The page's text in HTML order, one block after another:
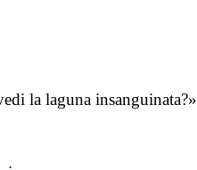
la laguna insanguinata?»